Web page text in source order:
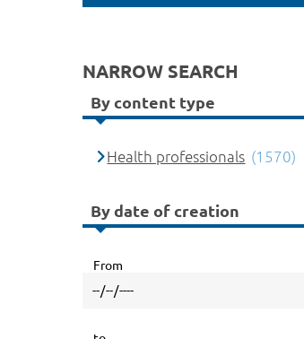
NARROW SEARCH
By content type
Health professionals (1570)
By date of creation
From